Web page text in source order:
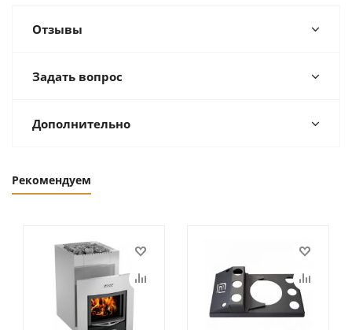
Отзывы
Задать вопрос
Дополнительно
Рекомендуем